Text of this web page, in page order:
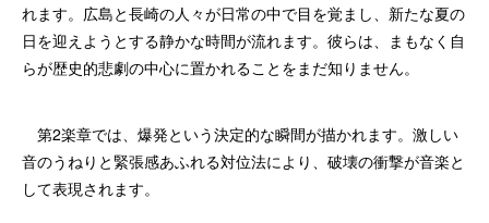
れます。広島と長崎の人々が日常の中で目を覚まし、新たな夏の
日を迎えようとする静かな時間が流れます。彼らは、まもなく自
らが歴史的悲劇の中心に置かれることをまだ知りません。
第2楽章では、爆発という決定的な瞬間が描かれます。激しい
音のうねりと緊張感あふれる対位法により、破壊の衝撃が音楽と
して表現されます。